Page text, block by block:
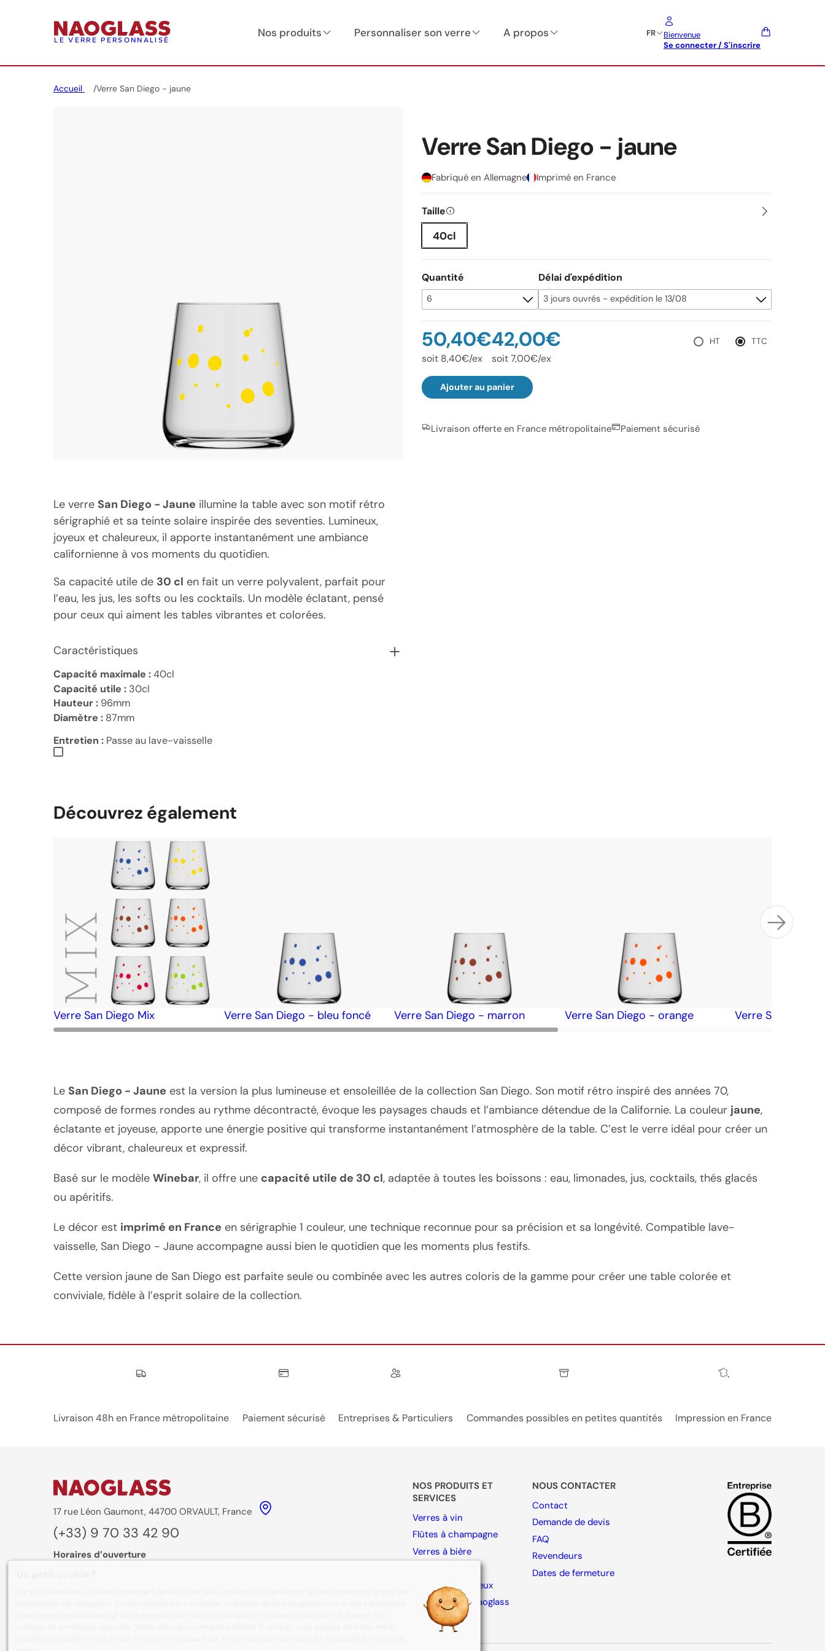
LE VERRE PERSONNALISÉ
Nos produits Personnaliser son verre A propos FR
Bienvenue
Se connecter / S'inscrire
Accueil Verre San Diego - jaune
Verre San Diego - jaune
Fabriqué en Allemagne Imprimé en France
Taille
40cl
Quantité Délai d'expédition
HT TTC
50,40€
soit 8,40€/ex
42,00€
soit 7,00€/ex
Ajouter au panier
Livraison offerte en France métropolitaine Paiement sécurisé
Le verre San Diego - Jaune illumine la table avec son motif rétro
sérigraphié et sa teinte solaire inspirée des seventies. Lumineux,
joyeux et chaleureux, il apporte instantanément une ambiance
californienne à vos moments du quotidien.
Sa capacité utile de 30 cl en fait un verre polyvalent, parfait pour
l’eau, les jus, les softs ou les cocktails. Un modèle éclatant, pensé
pour ceux qui aiment les tables vibrantes et colorées.
Caractéristiques
Capacité maximale :40cl
Capacité utile : 30cl
Hauteur : 96mm
Diamètre : 87mm
Entretien : Passe au lave-vaisselle
Découvrez également
Verre San Diego Mix Verre San Diego - bleu foncé Verre San Diego - marron Verre San Diego - orange Verre San Diego
Le San Diego - Jaune est la version la plus lumineuse et ensoleillée de la collection San Diego. Son motif rétro inspiré des années 70,
composé de formes rondes au rythme décontracté, évoque les paysages chauds et l’ambiance détendue de la Californie. La couleur jaune,
éclatante et joyeuse, apporte une énergie positive qui transforme instantanément l’atmosphère de la table. C’est le verre idéal pour créer un
décor vibrant, chaleureux et expressif.
Basé sur le modèle Winebar, il offre une capacité utile de 30 cl, adaptée à toutes les boissons : eau, limonades, jus, cocktails, thés glacés
ou apéritifs.
Le décor est imprimé en France en sérigraphie 1 couleur, une technique reconnue pour sa précision et sa longévité. Compatible lave-
vaisselle, San Diego - Jaune accompagne aussi bien le quotidien que les moments plus festifs.
Cette version jaune de San Diego est parfaite seule ou combinée avec les autres coloris de la gamme pour créer une table colorée et
conviviale, fidèle à l’esprit solaire de la collection.
Nos engagements
Livraison 48h en France métropolitaine Paiement sécurisé Entreprises & Particuliers Commandes possibles en petites quantités Impression en France
17 rue Léon Gaumont, 44700 ORVAULT, France
(+33) 9 70 33 42 90
Horaires d’ouverture
NOS PRODUITS ET
SERVICES
Verres à vin
Flûtes à champagne
Verres à bière
Verres à spiritueux
Collection By Naoglass
Accessoires
NOUS CONTACTER
Contact
Demande de devis
FAQ
Revendeurs
Dates de fermeture